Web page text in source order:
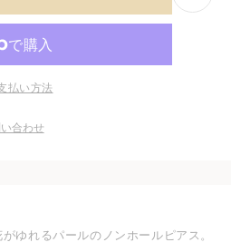
払い方法
合わせ
ゆれるパールのノンホールピアス。